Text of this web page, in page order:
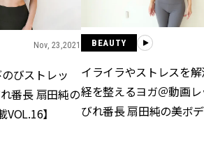
Nov, 23,2021
びストレッ
番長 扇田純の
】
BEAUTY
イライラやストレスを解
経を整えるヨガ＠動画レ
びれ番長 扇田純の美ボ
シィ]
BEAUTY Aug, 6, 2026
ない！アラサーのまとめ髪が垢
抜ける「即戦力アクセ」たち |
CLASSY.[クラッシィ]